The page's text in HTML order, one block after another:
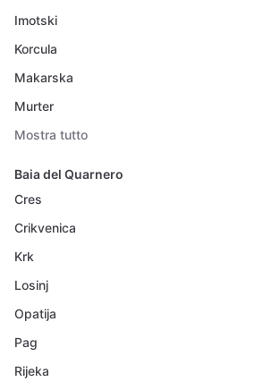
Imotski
Korcula
Makarska
Murter
Mostra tutto
Baia del Quarnero
Cres
Crikvenica
Krk
Losinj
Opatija
Pag
Rijeka